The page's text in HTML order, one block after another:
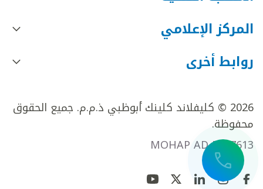
المركز الإعلامي
روابط أخرى
2026 © كليفلاند كلينك أبوظبي ذ.م.م. جميع الحقوق
محفوظة.
MOHAP AD FR27613